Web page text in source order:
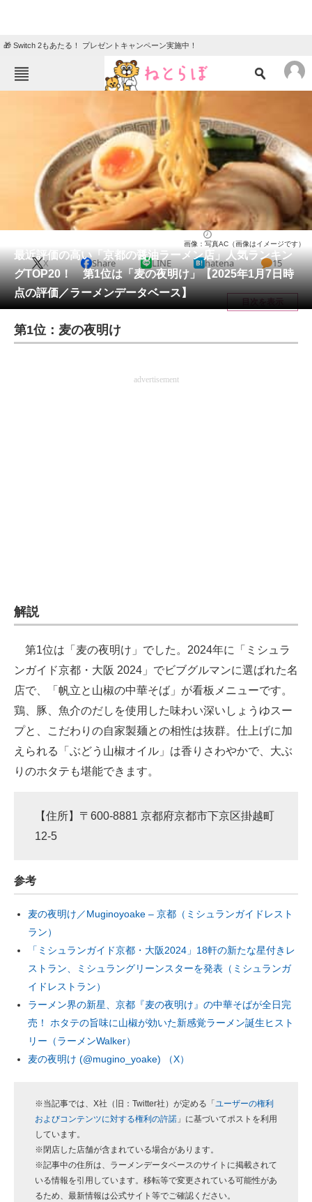
🎁 Switch 2もあたる！ プレゼントキャンペーン実施中！
ニュース
クイズ
地域
教育・育児
リサーチ
会員記事
メディア
注目記事を集めた総合ページ
ITの今と未来を見通す
ITエンジニア向け専門サイト
企業向けIT製品の総合サイト
IT製品の技術・比較・事例
モノづくり技術者専門サイト
エネルギーの専門メディア
ちょっと気になるネットの話題
最近評価の高い「京都の醤油ラーメン店」人気ランキン
グTOP20！ 第1位は「麦の夜明け」【2025年1月7日時
点の評価／ラーメンデータベース】
画像：写真AC（画像はイメージです）
X Share LINE hatena 15
目次を表示
第1位：麦の夜明け
advertisement
解説
第1位は「麦の夜明け」でした。2024年に「ミシュラ
ンガイド京都・大阪 2024」でビブグルマンに選ばれた名
店で、「帆立と山椒の中華そば」が看板メニューです。
鶏、豚、魚介のだしを使用した味わい深いしょうゆスー
プと、こだわりの自家製麺との相性は抜群。仕上げに加
えられる「ぶどう山椒オイル」は香りさわやかで、大ぶ
りのホタテも堪能できます。
【住所】〒600-8881 京都府京都市下京区掛越町
12-5
参考
麦の夜明け／Muginoyoake – 京都（ミシュランガイドレスト
ラン）
「ミシュランガイド京都・大阪2024」18軒の新たな星付きレ
ストラン、ミシュラングリーンスターを発表（ミシュランガ
イドレストラン）
ラーメン界の新星、京都『麦の夜明け』の中華そばが全日完
売！ ホタテの旨味に山椒が効いた新感覚ラーメン誕生ヒスト
リー（ラーメンWalker）
麦の夜明け (@mugino_yoake) （X）
※当記事では、X社（旧：Twitter社）が定める「 ユーザーの権利
およびコンテンツに対する権利の許諾 」に基づいてポストを利用
しています。
※閉店した店舗が含まれている場合があります。
※記事中の住所は、ラーメンデータベースのサイトに掲載されて
いる情報を引用しています。移転等で変更されている可能性があ
るため、最新情報は公式サイト等でご確認ください。